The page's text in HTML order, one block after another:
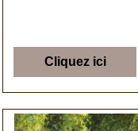
Cliquez ici